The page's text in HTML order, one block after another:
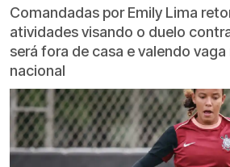
Comandadas por Emily Lima
atividades visando o duelo
será fora de casa e valendo
nacional